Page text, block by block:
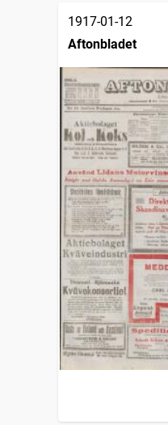
1917-01-12
Aftonbladet